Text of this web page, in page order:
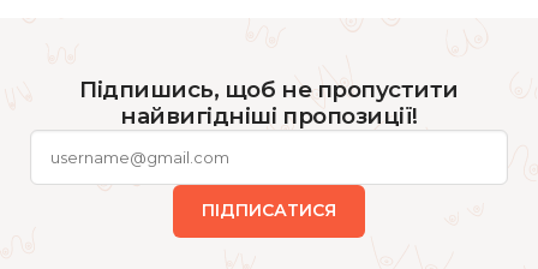
Підпишись, щоб не пропустити
найвигідніші пропозиції!
ПІДПИСАТИСЯ